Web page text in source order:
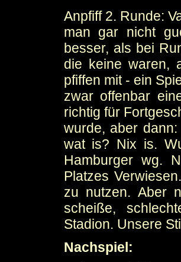
Anpfiff 2. Runde:
man gar nicht
besser, als bei
die keine waren,
pfiffen mit - ein
zwar offenbar
richtig für
wurde, aber
wat is? Nix is.
Hamburger wg.
Platzes
zu nutzen. Aber
scheiße,
Stadion. Unsere
Nachspiel: